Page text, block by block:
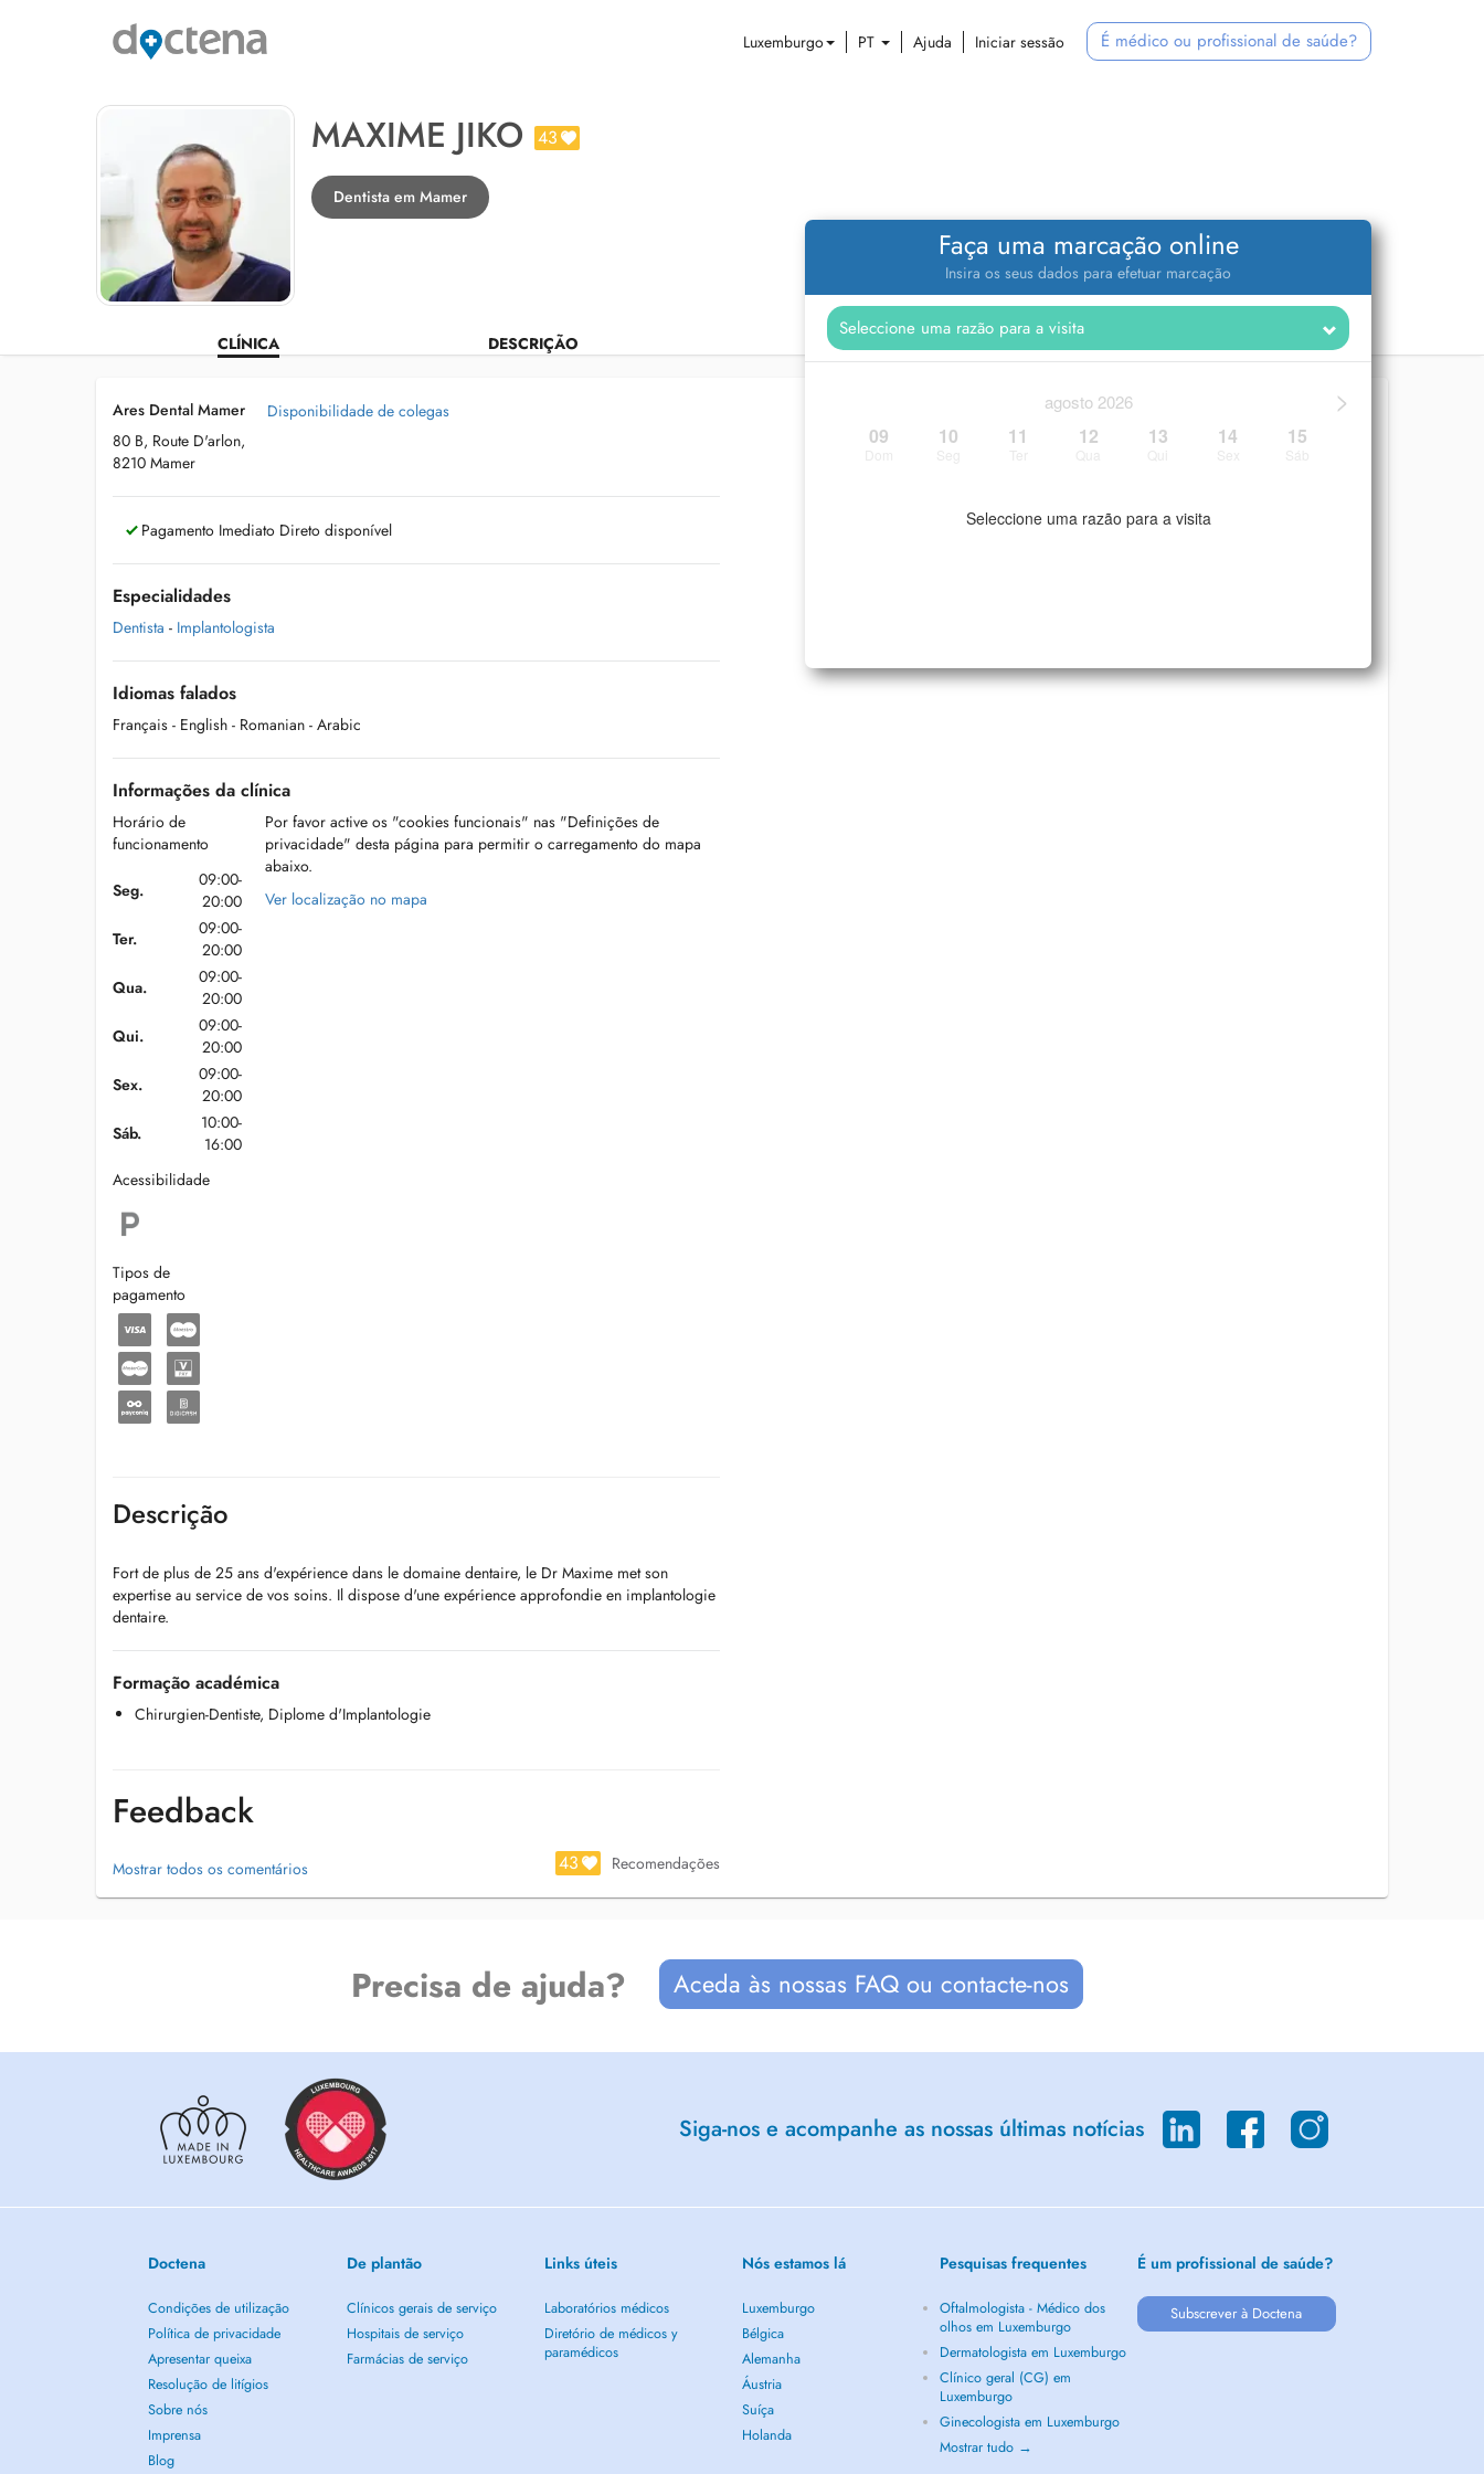
Luxemburgo PT Ajuda Iniciar sessão É médico ou profissional de saúde?
MAXIME JIKO 43
Dentista em Mamer
CLÍNICA DESCRIÇÃO
Faça uma marcação online
Insira os seus dados para efetuar marcação
>
agosto 2026
09 10 11 12 13 14 15
Seleccione uma razão para a visita
Ares Dental Mamer
80 B, Route D'arlon,
8210 Mamer
Disponibilidade de colegas
Pagamento Imediato Direto disponível
Especialidades
Dentista - Implantologista
Idiomas falados
Français - English - Romanian - Arabic
Informações da clínica
Horário de
funcionamento
Seg.
09:00-
20:00
Ter.
09:00-
20:00
Qua.
09:00-
20:00
Qui.
09:00-
20:00
Sex.
09:00-
20:00
Sáb.
10:00-
16:00
Acessibilidade
Tipos de
pagamento
Por favor active os "cookies funcionais" nas "Definições de
privacidade" desta página para permitir o carregamento do mapa
abaixo.
Ver localização no mapa
Descrição
Fort de plus de 25 ans d'expérience dans le domaine dentaire, le Dr Maxime met son
expertise au service de vos soins. Il dispose d'une expérience approfondie en implantologie
dentaire.
Formação académica
Chirurgien-Dentiste, Diplome d'Implantologie
Feedback
Mostrar todos os comentários 43 Recomendações
Precisa de ajuda? Aceda às nossas FAQ ou contacte-nos
Siga-nos e acompanhe as nossas últimas notícias
Doctena
Condições de utilização
Política de privacidade
Apresentar queixa
Resolução de litígios
Sobre nós
Imprensa
Blog
De plantão
Clínicos gerais de serviço
Hospitais de serviço
Farmácias de serviço
Links úteis
Laboratórios médicos
Diretório de médicos y
paramédicos
Nós estamos lá
Luxemburgo
Bélgica
Alemanha
Áustria
Suíça
Holanda
Pesquisas frequentes
Oftalmologista - Médico dos
olhos em Luxemburgo
Dermatologista em Luxemburgo
Clínico geral (CG) em
Luxemburgo
Ginecologista em Luxemburgo
Mostrar tudo →
É um profissional de saúde?
Subscrever à Doctena